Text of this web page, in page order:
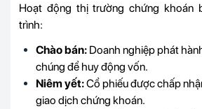
Hoạt động thị trường chứng khoán
trình:
Chào bán: Doanh nghiệp phát
chúng để huy động vốn.
Niêm yết:Cổ phiếu được chấp
giao dịch chứng khoán.